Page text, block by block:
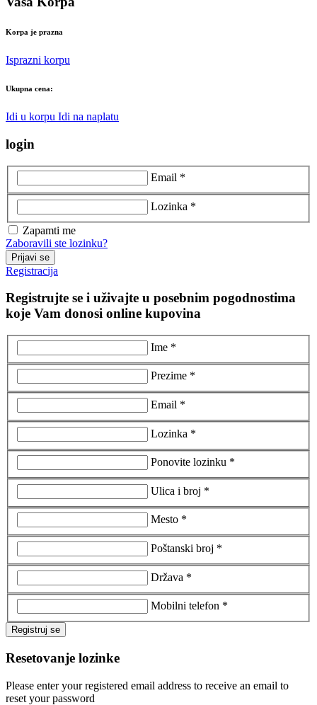
Korpa je prazna
Isprazni korpu
Ukupna cena:
Idi u korpu Idi na naplatu
login
Email *
Lozinka *
Zapamti me
Zaboravili ste lozinku?
Prijavi se
Registracija
Registrujte se i uživajte u posebnim pogodnostima
koje Vam donosi online kupovina
Ime *
Prezime *
Email *
Lozinka *
Ponovite lozinku *
Ulica i broj *
Mesto *
Poštanski broj *
Država *
Mobilni telefon *
Registruj se
Resetovanje lozinke
Please enter your registered email address to receive an email to
reset your password